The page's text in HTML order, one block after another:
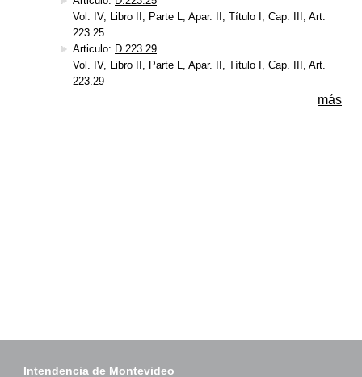
Vol. IV, Libro II, Parte L, Apar. II, Título I, Cap. III, Art.
223.25
Articulo: D.223.29
Vol. IV, Libro II, Parte L, Apar. II, Título I, Cap. III, Art.
223.29
más
Intendencia de Montevideo